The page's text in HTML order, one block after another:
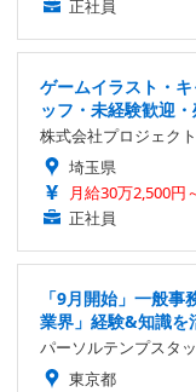
正社員
ゲームイラスト・
ッフ・未経験歓迎
株式会社プロジェク
埼玉県
月給30万2,500円
正社員
「9月開始」一般
業界」経験&知識を
パーソルテンプスタ
東京都